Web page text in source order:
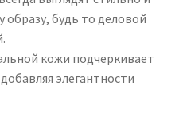
образу, будь то деловой
кожи подчеркивает
элегантности